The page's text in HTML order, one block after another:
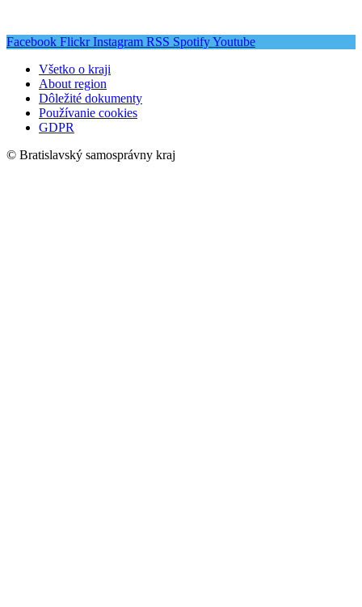
Facebook Flickr Instagram RSS SpotifyYoutube
Všetko o kraji
About region
Dôležité dokumenty
Používanie cookies
GDPR
© Bratislavský samosprávny kraj